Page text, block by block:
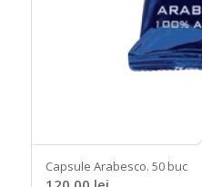
Capsule Arabesco. 50 buc